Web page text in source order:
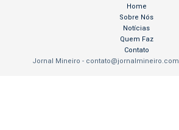
Jornal Mineiro - contato@jornalmineiro.com
Home
Sobre Nós
Notícias
Quem Faz
Contato